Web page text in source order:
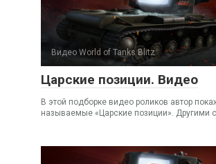
Видео World of Tanks Blitz
Царские позиции. Видео
В этой подборке видео роликов автор
называемые «Царские позиции». Другими